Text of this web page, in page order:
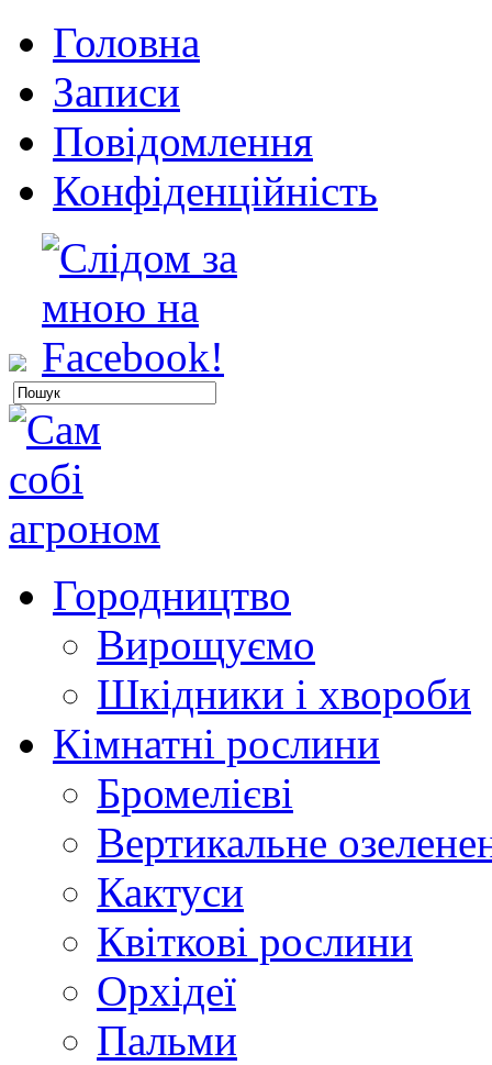
Головна
Записи
Повідомлення
Конфіденційність
Городництво
Вирощуємо
Шкідники і хвороби
Кімнатні рослини
Бромелієві
Вертикальне
Кактуси
Квіткові рослини
Орхідеї
Пальми